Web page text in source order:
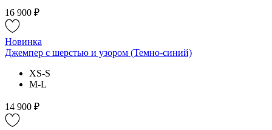
16 900 ₽
Новинка
Джемпер с шерстью и узором (Темно-синий)
XS-S
M-L
14 900 ₽